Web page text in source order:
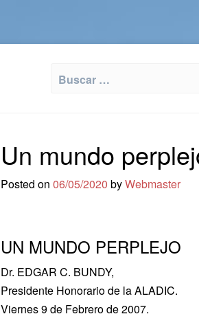
Un mundo
Posted on 06/05/2020 byWebmaster
UN MUNDO PERPLEJO
Dr. EDGAR C. BUNDY,
Presidente Honorario de la ALADIC.
Viernes 9 de Febrero de 2007.